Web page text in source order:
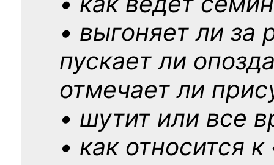
• выгоняет ли за
пускает ли
отмечает ли
• шутит или все
• как относится